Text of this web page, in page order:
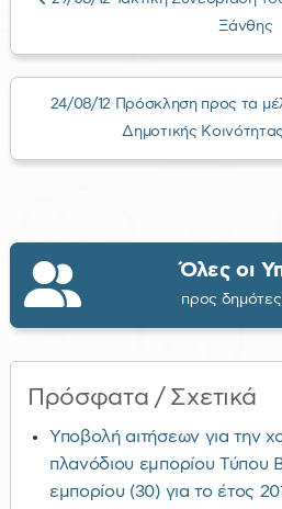
Ξάνθης
24/08/12 Πρόσκληση προς τα
Δημοτικής
Όλες οι
προς
Πρόσφατα / Σχετικά
Υποβολή αιτήσεων για την
πλανόδιου εμπορίου Τύπου
εμπορίου (30) για το έτος